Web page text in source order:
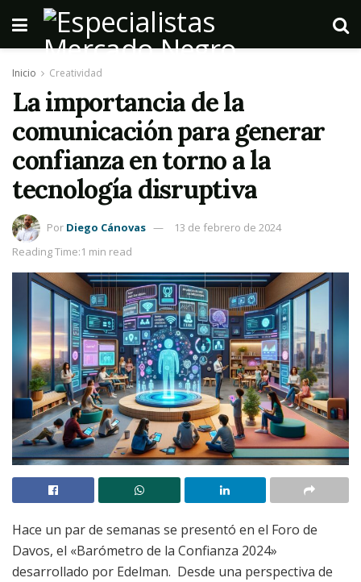
Inicio Creatividad
La importancia de la
comunicación para generar
confianza en torno a la
tecnología disruptiva
Por Diego Cánovas
13 de febrero de 2024
Reading Time:1 min read
Hace un par de semanas se presentó en el Foro de
Davos, el «Barómetro de la Confianza 2024»
desarrollado por Edelman. Desde una perspectiva de